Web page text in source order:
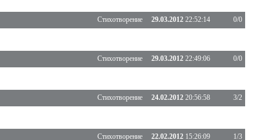
Стихотворение 29.03.2012 22:52:14 0/0
Стихотворение 29.03.2012 22:49:06 0/0
Стихотворение 24.02.2012 20:56:58 3/2
Стихотворение 22.02.2012 15:26:09 1/3